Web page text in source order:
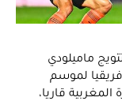
ماميلودي
لموسم
المغربية قاريا،